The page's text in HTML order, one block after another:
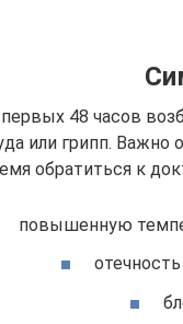
48 часов
или грипп.
обратиться к
повышенную